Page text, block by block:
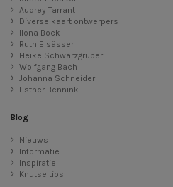
Audrey Tarrant
Diverse kaart ontwerpers
Ilona Bock
Ruth Elsässer
Heike Schwarzgruber
Wolfgang Bach
Johanna Schneider
Esther Bennink
Blog
Nieuws
Informatie
Inspiratie
Knutseltips